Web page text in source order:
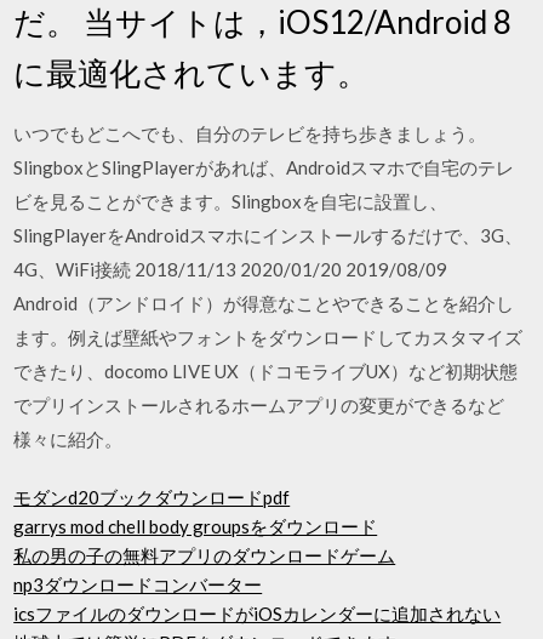
だ。 当サイトは，iOS12/Android 8
に最適化されています。
いつでもどこへでも、自分のテレビを持ち歩きましょう。
SlingboxとSlingPlayerがあれば、Androidスマホで自宅のテレ
ビを見ることができます。Slingboxを自宅に設置し、
SlingPlayerをAndroidスマホにインストールするだけで、3G、
4G、WiFi接続 2018/11/13 2020/01/20 2019/08/09
Android（アンドロイド）が得意なことやできることを紹介し
ます。例えば壁紙やフォントをダウンロードしてカスタマイズ
できたり、docomo LIVE UX（ドコモライブUX）など初期状態
でプリインストールされるホームアプリの変更ができるなど
様々に紹介。
モダンd20ブックダウンロードpdf
garrys mod chell body groupsをダウンロード
私の男の子の無料アプリのダウンロードゲーム
np3ダウンロードコンバーター
icsファイルのダウンロードがiOSカレンダーに追加されない